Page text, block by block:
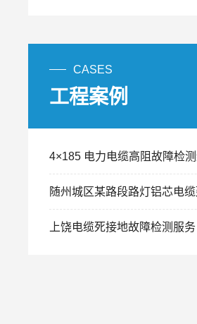
CASES
工程案例
上饶电缆死接地故障检测服务